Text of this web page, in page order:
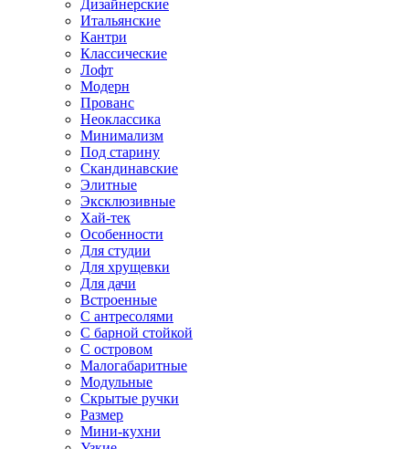
Дизайнерские
Итальянские
Кантри
Классические
Лофт
Модерн
Прованс
Неоклассика
Минимализм
Под старину
Скандинавские
Элитные
Эксклюзивные
Хай-тек
Особенности
Для студии
Для хрущевки
Для дачи
Встроенные
С антресолями
С барной стойкой
С островом
Малогабаритные
Модульные
Скрытые ручки
Размер
Мини-кухни